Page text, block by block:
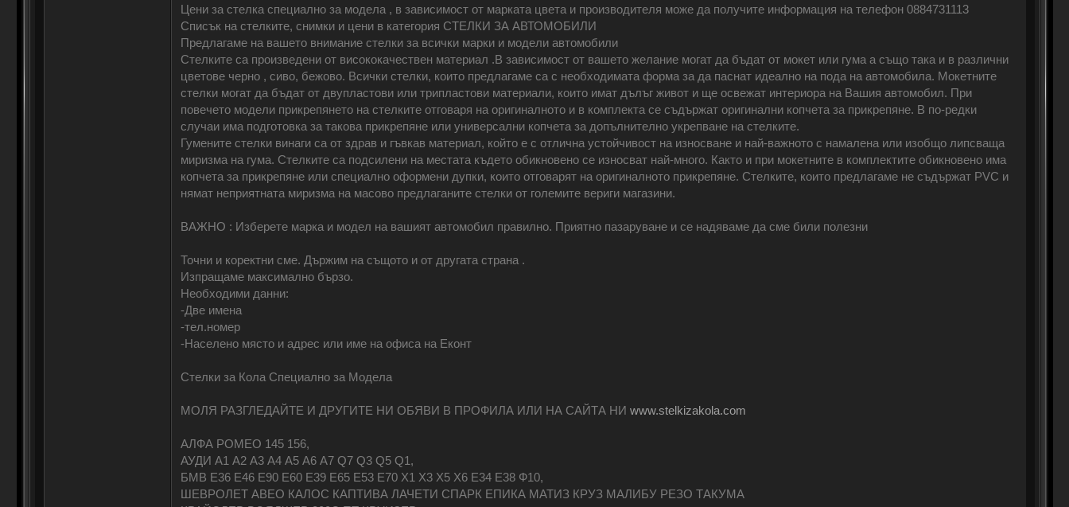
Цени за стелка специално за модела , в зависимост от марката цвета и производителя може да получите информация на телефон 0884731113
Списък на стелките, снимки и цени в категория СТЕЛКИ ЗА АВТОМОБИЛИ
Предлагаме на вашето внимание стелки за всички марки и модели автомобили
Стелките са произведени от висококачествен материал .В зависимост от вашето желание могат да бъдат от мокет или гума а също така и в различни
цветове черно , сиво, бежово. Всички стелки, които предлагаме са с необходимата форма за да паснат идеално на пода на автомобила. Мокетните
стелки могат да бъдат от двупластови или трипластови материали, които имат дълъг живот и ще освежат интериора на Вашия автомобил. При
повечето модели прикрепянето на стелките отговаря на оригиналното и в комплекта се съдържат оригинални копчета за прикрепяне. В по-редки
случаи има подготовка за такова прикрепяне или универсални копчета за допълнително укрепване на стелките.
Гумените стелки винаги са от здрав и гъвкав материал, който е с отлична устойчивост на износване и най-важното с намалена или изобщо липсваща
миризма на гума. Стелките са подсилени на местата където обикновено се износват най-много. Както и при мокетните в комплектите обикновено има
копчета за прикрепяне или специално оформени дупки, които отговарят на оригиналното прикрепяне. Стелките, които предлагаме не съдържат PVC и
нямат неприятната миризма на масово предлаганите стелки от големите вериги магазини.
ВАЖНО : Изберете марка и модел на вашият автомобил правилно. Приятно пазаруване и се надяваме да сме били полезни
Точни и коректни сме. Държим на същото и от другата страна .
Изпращаме максимално бързо.
Необходими данни:
-Две имена
-тел.номер
-Населено място и адрес или име на офиса на Еконт
Стелки за Кола Специално за Модела
МОЛЯ РАЗГЛЕДАЙТЕ И ДРУГИТЕ НИ ОБЯВИ В ПРОФИЛА ИЛИ НА САЙТА НИ www.stelkizakola.com
АЛФА РОМЕО 145 156,
АУДИ А1 А2 А3 А4 А5 А6 А7 Q7 Q3 Q5 Q1,
БМВ Е36 Е46 Е90 Е60 Е39 Е65 Е53 Е70 Х1 Х3 Х5 Х6 Е34 Е38 Ф10,
ШЕВРОЛЕТ АВЕО КАЛОС КАПТИВА ЛАЧЕТИ СПАРК ЕПИКА МАТИЗ КРУЗ МАЛИБУ РЕЗО ТАКУМА